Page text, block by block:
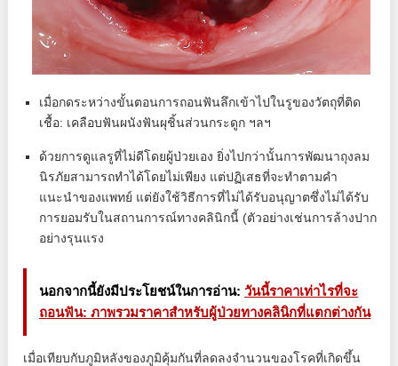
เมื่อกดระหว่างขั้นตอนการถอนฟันลึกเข้าไปในรูของวัตถุที่ติด
เชื้อ: เคลือบฟันผนังฟันผุชิ้นส่วนกระดูก ฯลฯ
ด้วยการดูแลรูที่ไม่ดีโดยผู้ป่วยเอง ยิ่งไปกว่านั้นการพัฒนาถุงลม
นิรภัยสามารถทำได้โดยไม่เพียง แต่ปฏิเสธที่จะทำตามคำ
แนะนำของแพทย์ แต่ยังใช้วิธีการที่ไม่ได้รับอนุญาตซึ่งไม่ได้รับ
การยอมรับในสถานการณ์ทางคลินิกนี้ (ตัวอย่างเช่นการล้างปาก
อย่างรุนแรง
นอกจากนี้ยังมีประโยชน์ในการอ่าน:วันนี้ราคาเท่าไรที่จะ
ถอนฟัน: ภาพรวมราคาสำหรับผู้ป่วยทางคลินิกที่แตกต่างกัน
เมื่อเทียบกับภูมิหลังของภูมิคุ้มกันที่ลดลงจำนวนของโรคที่เกิดขึ้น